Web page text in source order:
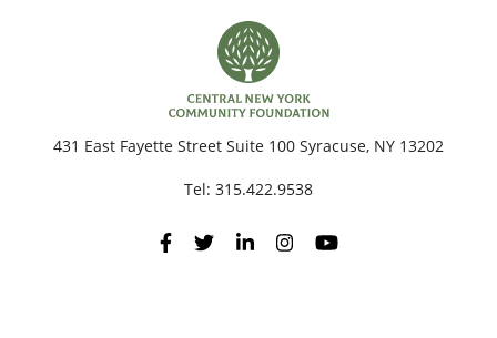
431 East Fayette Street Suite 100 Syracuse, NY 13202
Tel: 315.422.9538